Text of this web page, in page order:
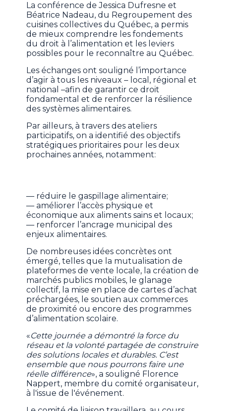
La conférence de Jessica Dufresne et
Béatrice Nadeau, du Regroupement des
cuisines collectives du Québec, a permis
de mieux comprendre les fondements
du droit à l’alimentation et les leviers
possibles pour le reconnaître au Québec.
Les échanges ont souligné l’importance
d’agir à tous les niveaux – local, régional et
national –afin de garantir ce droit
fondamental et de renforcer la résilience
des systèmes alimentaires.
Par ailleurs, à travers des ateliers
participatifs, on a identifié des objectifs
stratégiques prioritaires pour les deux
prochaines années, notamment:
— réduire le gaspillage alimentaire;
— améliorer l’accès physique et
économique aux aliments sains et locaux;
— renforcer l’ancrage municipal des
enjeux alimentaires.
De nombreuses idées concrètes ont
émergé, telles que la mutualisation de
plateformes de vente locale, la création de
marchés publics mobiles, le glanage
collectif, la mise en place de cartes d’achat
préchargées, le soutien aux commerces
de proximité ou encore des programmes
d’alimentation scolaire.
«Cette journée a démontré la force du
réseau et la volonté partagée de construire
des solutions locales et durables. C’est
ensemble que nous pourrons faire une
réelle différence», a souligné Florence
Nappert, membre du comité organisateur,
à l'issue de l'événement.